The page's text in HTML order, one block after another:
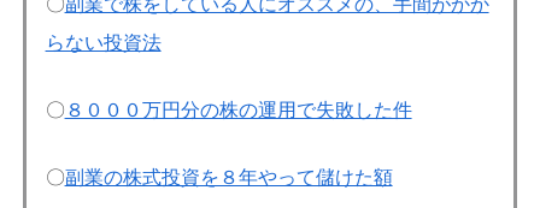
らない投資法
〇 ８０００万円分の株の運用で失敗した件
〇副業の株式投資を８年やって儲けた額